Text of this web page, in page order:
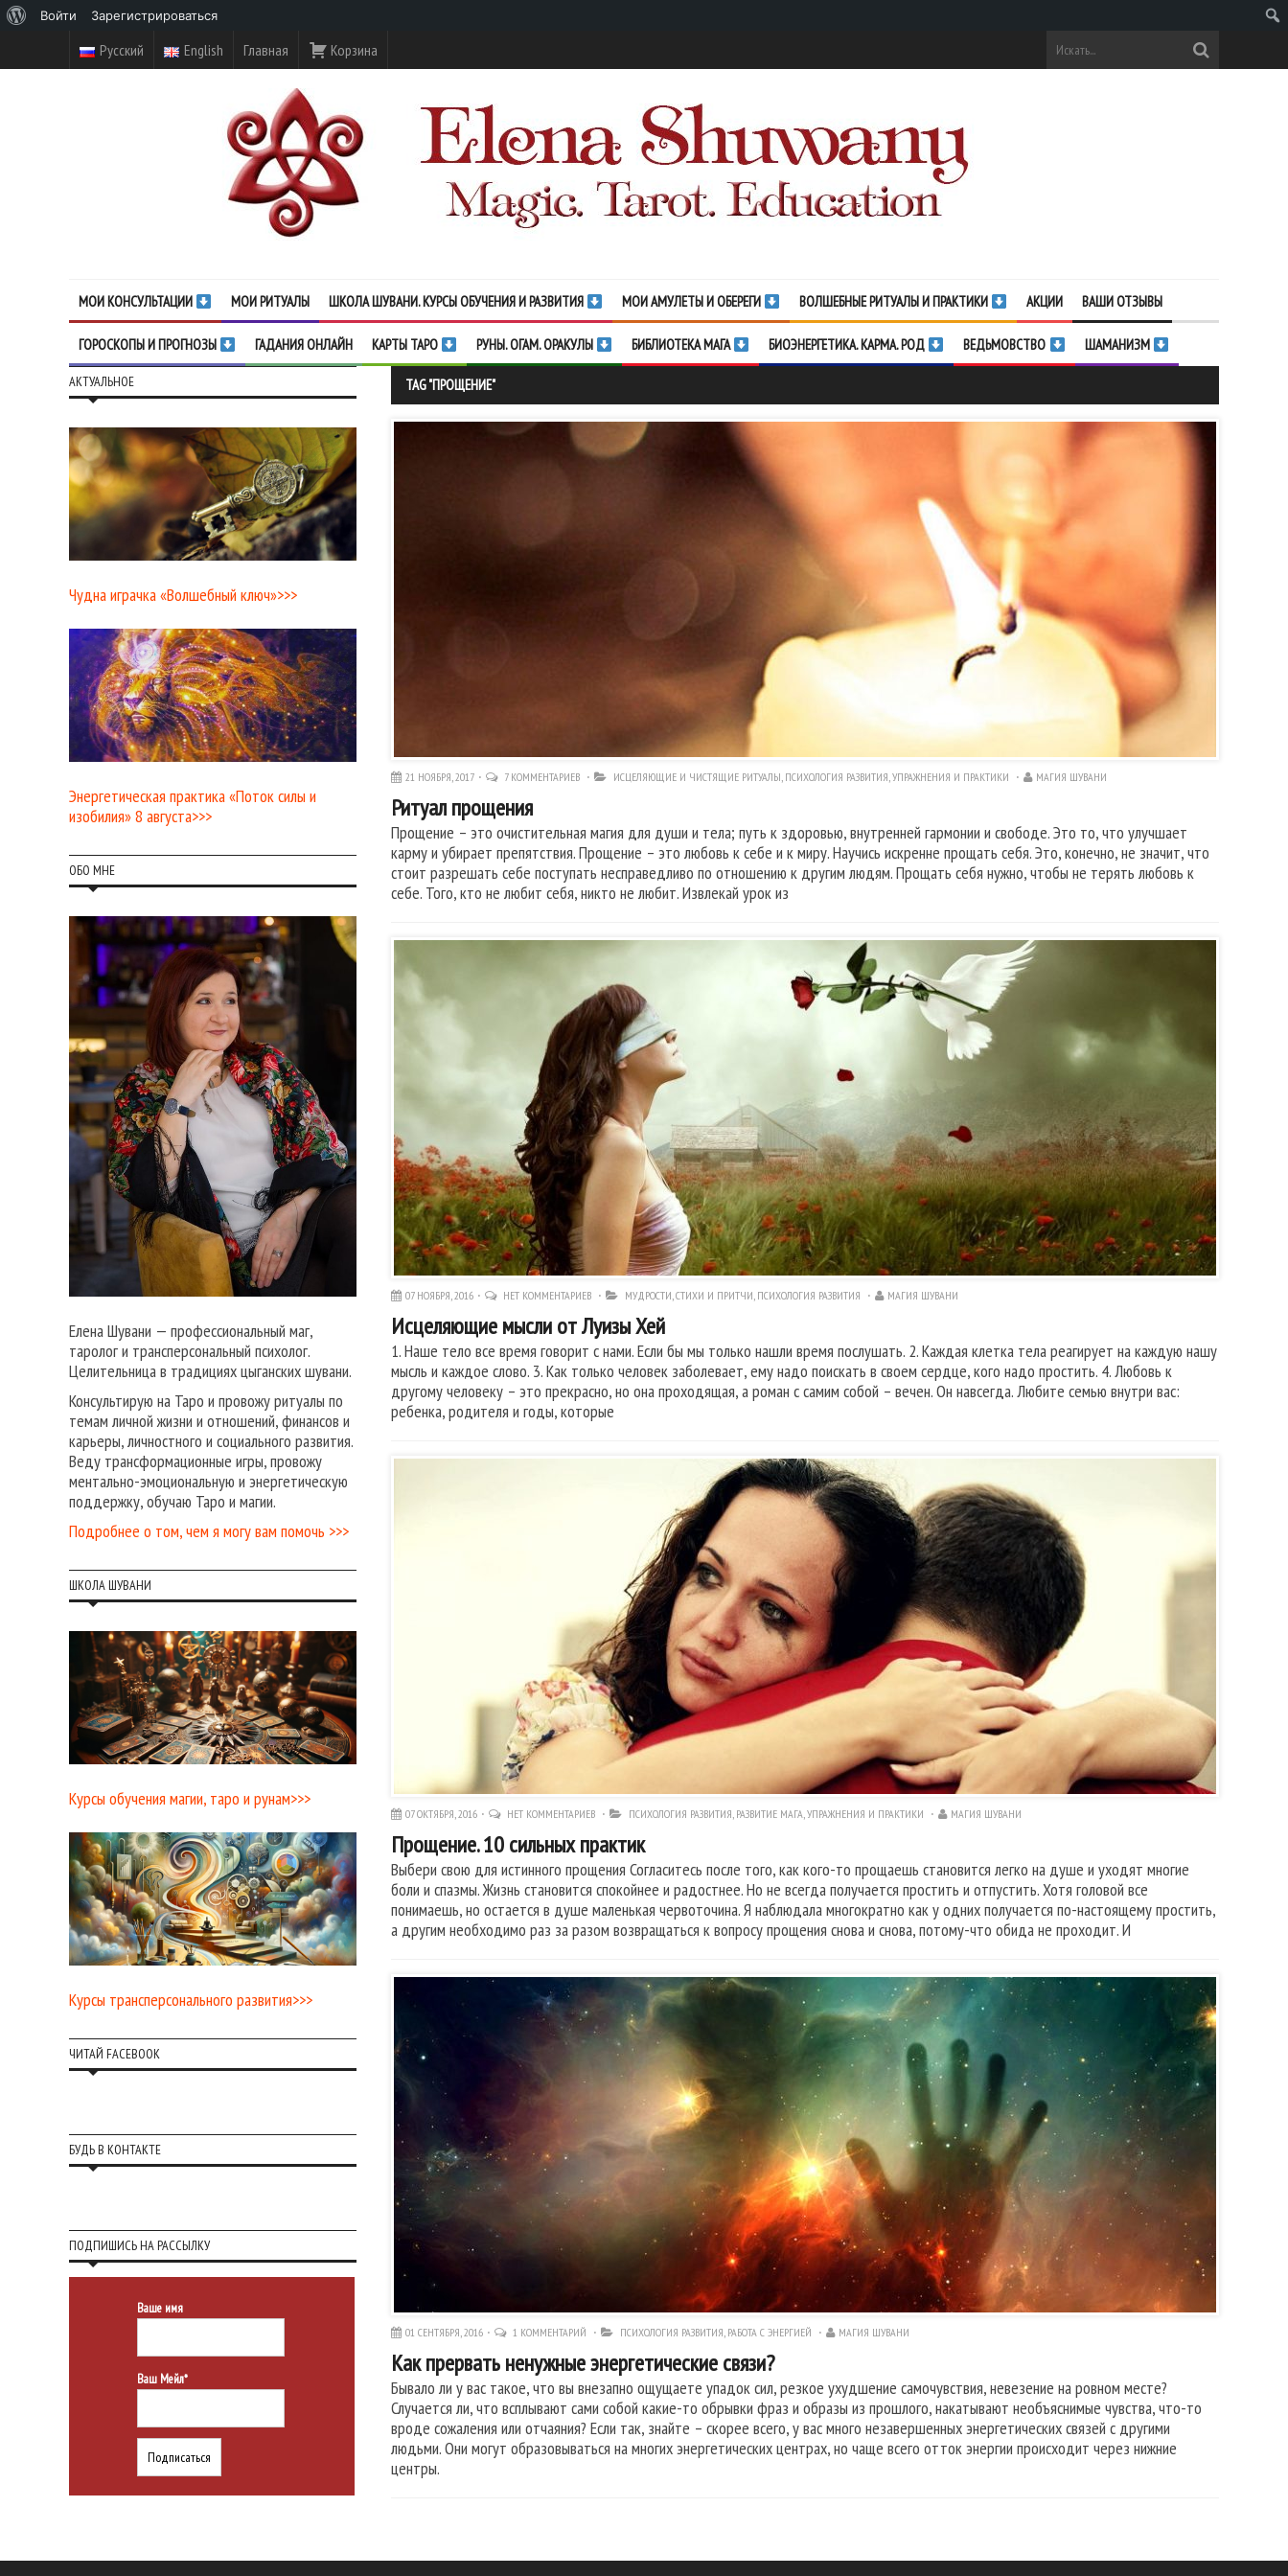
Русский English Главная Корзина
МОИ КОНСУЛЬТАЦИИ МОИ РИТУАЛЫ ШКОЛА ШУВАНИ. КУРСЫ ОБУЧЕНИЯ И РАЗВИТИЯ МОИ АМУЛЕТЫ И ОБЕРЕГИ ВОЛШЕБНЫЕ РИТУАЛЫ И ПРАКТИКИ АКЦИИ ВАШИ ОТЗЫВЫ
ГОРОСКОПЫ И ПРОГНОЗЫ ГАДАНИЯ ОНЛАЙН КАРТЫ ТАРО РУНЫ. ОГАМ. ОРАКУЛЫ БИБЛИОТЕКА МАГА БИОЭНЕРГЕТИКА. КАРМА. РОД ВЕДЬМОВСТВО ШАМАНИЗМ
TAG "ПРОЩЕНИЕ"
21 НОЯБРЯ, 2017 7 КОММЕНТАРИЕВ ИСЦЕЛЯЮЩИЕ И ЧИСТЯЩИЕ РИТУАЛЫ, ПСИХОЛОГИЯ РАЗВИТИЯ,УПРАЖНЕНИЯ И ПРАКТИКИ МАГИЯ ШУВАНИ
Ритуал прощения
Прощение – это очистительная магия для души и тела; путь к здоровью, внутренней гармонии и свободе. Это то, что улучшает
карму и убирает препятствия. Прощение – это любовь к себе и к миру. Научись искренне прощать себя. Это, конечно, не значит, что
стоит разрешать себе поступать несправедливо по отношению к другим людям. Прощать себя нужно, чтобы не терять любовь к
себе. Того, кто не любит себя, никто не любит. Извлекай урок из
07 НОЯБРЯ, 2016 НЕТ КОММЕНТАРИЕВ МУДРОСТИ, СТИХИ И ПРИТЧИ, ПСИХОЛОГИЯ РАЗВИТИЯ МАГИЯ ШУВАНИ
Исцеляющие мысли от Луизы Хей
1. Наше тело все время говорит с нами. Если бы мы только нашли время послушать. 2. Каждая клетка тела реагирует на каждую нашу
мысль и каждое слово. 3. Как только человек заболевает, ему надо поискать в своем сердце, кого надо простить. 4. Любовь к
другому человеку – это прекрасно, но она проходящая, а роман с самим собой – вечен. Он навсегда. Любите семью внутри вас:
ребенка, родителя и годы, которые
07 ОКТЯБРЯ, 2016 НЕТ КОММЕНТАРИЕВ ПСИХОЛОГИЯ РАЗВИТИЯ, РАЗВИТИЕ МАГА,УПРАЖНЕНИЯ И ПРАКТИКИ МАГИЯ ШУВАНИ
Прощение. 10 сильных практик
Выбери свою для истинного прощения Согласитесь после того, как кого-то прощаешь становится легко на душе и уходят многие
боли и спазмы. Жизнь становится спокойнее и радостнее. Но не всегда получается простить и отпустить. Хотя головой все
понимаешь, но остается в душе маленькая червоточина. Я наблюдала многократно как у одних получается по-настоящему простить,
а другим необходимо раз за разом возвращаться к вопросу прощения снова и снова, потому-что обида не проходит. И
01 СЕНТЯБРЯ, 2016 1 КОММЕНТАРИЙ ПСИХОЛОГИЯ РАЗВИТИЯ, РАБОТА С ЭНЕРГИЕЙ МАГИЯ ШУВАНИ
Как прервать ненужные энергетические связи?
Бывало ли у вас такое, что вы внезапно ощущаете упадок сил, резкое ухудшение самочувствия, невезение на ровном месте?
Случается ли, что всплывают сами собой какие-то обрывки фраз и образы из прошлого, накатывают необъяснимые чувства, что-то
вроде сожаления или отчаяния? Если так, знайте – скорее всего, у вас много незавершенных энергетических связей с другими
людьми. Они могут образовываться на многих энергетических центрах, но чаще всего отток энергии происходит через нижние
центры.
АКТУАЛЬНОЕ
Чудна играчка «Волшебный ключ»>>>
Энергетическая практика «Поток силы и
изобилия» 8 августа>>>
ОБО МНЕ
Елена Шувани — профессиональный маг,
таролог и трансперсональный психолог.
Целительница в традициях цыганских шувани.
Консультирую на Таро и провожу ритуалы по
темам личной жизни и отношений, финансов и
карьеры, личностного и социального развития.
Веду трансформационные игры, провожу
ментально-эмоциональную и энергетическую
поддержку, обучаю Таро и магии.
Подробнее о том, чем я могу вам помочь >>>
ШКОЛА ШУВАНИ
Курсы обучения магии, таро и рунам>>>
Курсы трансперсонального развития>>>
ЧИТАЙ FACEBOOK
БУДЬ В КОНТАКТЕ
ПОДПИШИСЬ НА РАССЫЛКУ
Ваше имя
Ваш Мейл*
WordPress
Войти Зарегистрироваться